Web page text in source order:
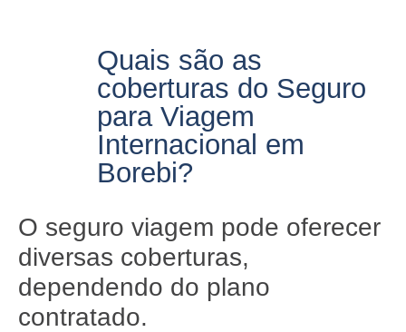
Quais são as
coberturas do Seguro
para Viagem
Internacional em
Borebi?
O seguro viagem pode oferecer
diversas coberturas,
dependendo do plano
contratado.